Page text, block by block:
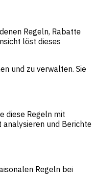
Regeln, Rabatte
löst dieses
und zu verwalten. Sie
diese Regeln mit
und Berichte
Regeln bei